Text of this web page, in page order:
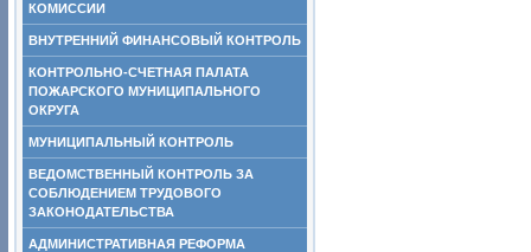
КОМИССИИ
ВНУТРЕННИЙ ФИНАНСОВЫЙ КОНТРОЛЬ
КОНТРОЛЬНО-СЧЕТНАЯ ПАЛАТА
ПОЖАРСКОГО МУНИЦИПАЛЬНОГО
ОКРУГА
МУНИЦИПАЛЬНЫЙ КОНТРОЛЬ
ВЕДОМСТВЕННЫЙ КОНТРОЛЬ ЗА
СОБЛЮДЕНИЕМ ТРУДОВОГО
ЗАКОНОДАТЕЛЬСТВА
АДМИНИСТРАТИВНАЯ РЕФОРМА